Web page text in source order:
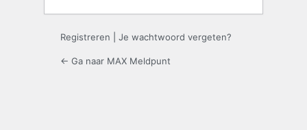
Registreren Je wachtwoord vergeten?
← Ga naar MAX Meldpunt